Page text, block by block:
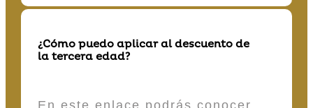
¿Cómo puedo aplicar al descuento de
la tercera edad?
En este enlace podrás conocer